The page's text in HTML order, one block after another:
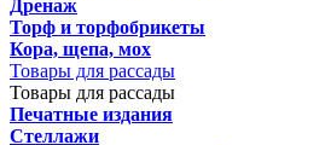
Дренаж
Торф и торфобрикеты
Кора, щепа, мох
Товары для рассады
Товары для рассады
Печатные издания
Стеллажи